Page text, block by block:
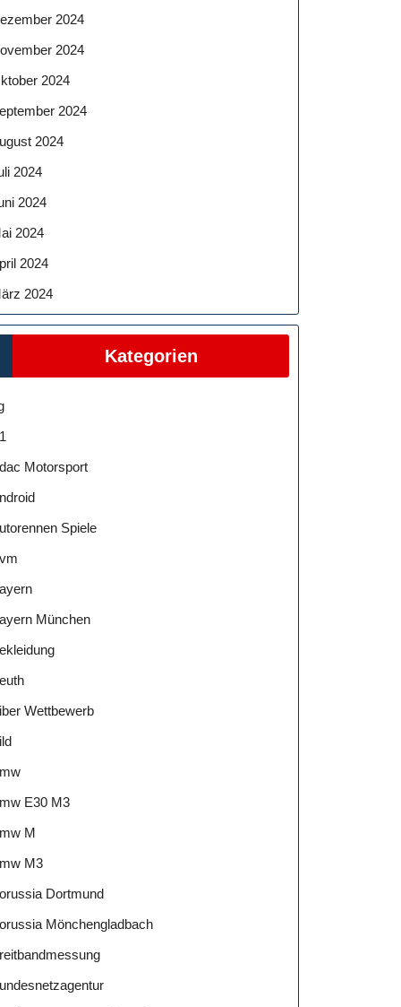
2024
2024
2024
2024
2024
2024
2024
2024
2024
2024
Kategorien
Motorsport
Spiele
München
Wettbewerb
E30 M3
M
M3
Dortmund
Mönchengladbach